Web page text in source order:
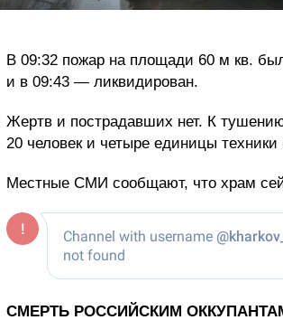
В 09:32 пожар на площади 60 м кв.
и в 09:43 — ликвидирован.
Жертв и пострадавших нет. К
20 человек и четыре единицы
Местные СМИ сообщают, что храм
СМЕРТЬ РОССИЙСКИМ